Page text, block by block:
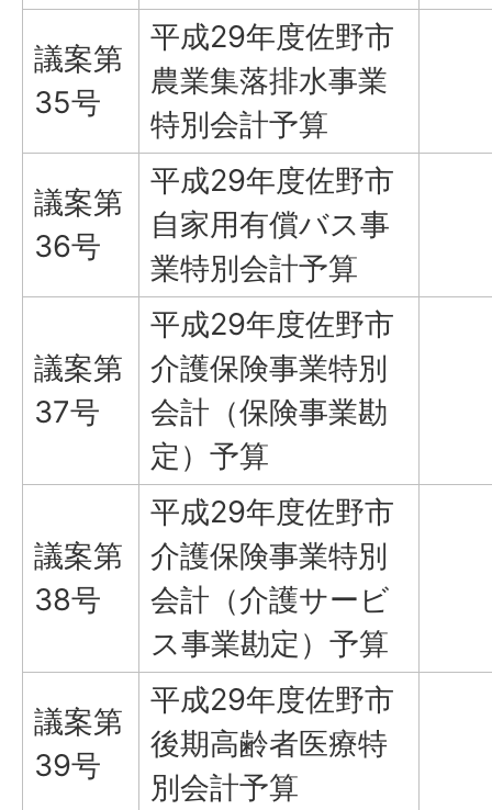
議案第
35号
平成29年度佐野市
農業集落排水事業
特別会計予算
議案第
36号
平成29年度佐野市
自家用有償バス事
業特別会計予算
議案第
37号
平成29年度佐野市
介護保険事業特別
会計（保険事業勘
定）予算
議案第
38号
平成29年度佐野市
介護保険事業特別
会計（介護サービ
ス事業勘定）予算
議案第
39号
平成29年度佐野市
後期高齢者医療特
別会計予算